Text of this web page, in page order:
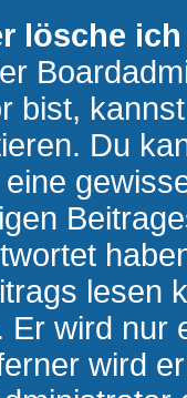
lösche
bist,
Du
lesen
Er wird nur
wird